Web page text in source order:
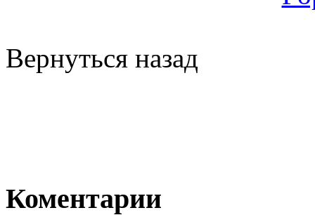
Вернуться назад
Коментарии